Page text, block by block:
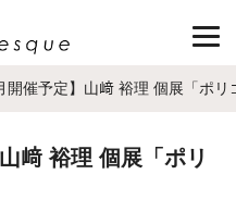
開催予定】山﨑 裕理 個展「ポリ
﨑 裕理 個展「ポリ